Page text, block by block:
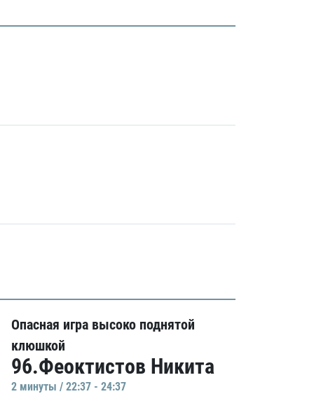
Опасная игра высоко поднятой
клюшкой
96.Феоктистов Никита
2 минуты / 22:37 - 24:37